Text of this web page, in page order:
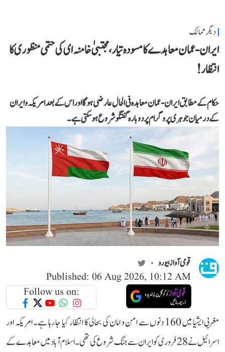
دیگر ممالک
ایران-عمان معاہدے کا مسودہ تیار، مجتبیٰ خامنہ ای کی حتمی منظوری کا
انتظار!
حکام کے مطابق ایران-عمان معاہدہ فی الحال عارضی ہوگا اور اس کے بعد امریکہ و ایران
کے درمیان جوہری پروگرام پر دوبارہ گفتگو شروع ہو سکتی ہے۔
قومی آواز بیورو
Published: 06 Aug 2026, 10:12 AM
Follow us on:
مغربی ایشیا میں 160 دنوں سے امن و امان کی بحالی کا انتظار کیا جا رہا ہے۔ امریکہ اور
اسرائیل نے 28 فروری کو ایران سے جنگ شروع کی تھی۔ اسلام آباد میں معاہدے کے